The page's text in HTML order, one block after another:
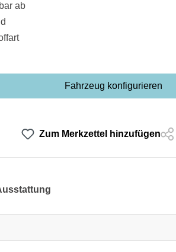
ab
Fahrzeug konfigurieren
Zum Merkzettel hinzufügen